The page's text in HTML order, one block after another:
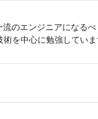
のエンジニアになる
を中心に勉強してい